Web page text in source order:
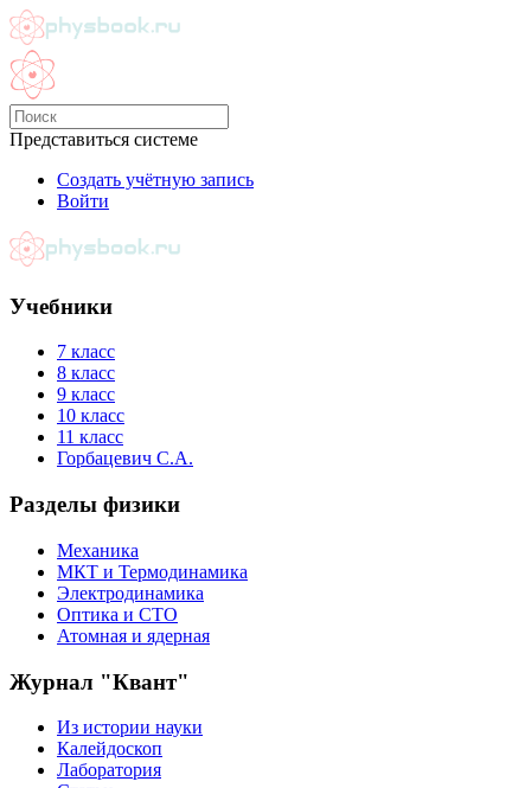
Представиться системе
Создать учётную запись
Войти
Учебники
7 класс
8 класс
9 класс
10 класс
11 класс
Горбацевич С.А.
Разделы физики
Механика
МКТ и Термодинамика
Электродинамика
Оптика и СТО
Атомная и ядерная
Журнал "Квант"
Из истории науки
Калейдоскоп
Лаборатория